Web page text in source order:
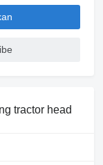
tractor head